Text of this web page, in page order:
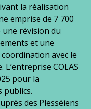
la réalisation
emprise de 7 700
une révision du
et une
avec le
COLAS
pour la
publics.
des Plesséiens